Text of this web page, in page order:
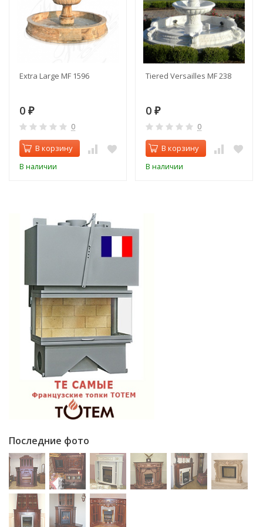
Extra Large MF 1596
0 ₽
0
В корзину
В наличии
Tiered Versailles MF 238
0 ₽
0
В корзину
В наличии
Последние фото